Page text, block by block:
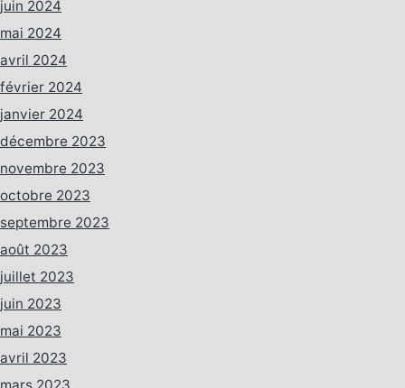
juin 2024
mai 2024
avril 2024
février 2024
janvier 2024
décembre 2023
novembre 2023
octobre 2023
septembre 2023
août 2023
juillet 2023
juin 2023
mai 2023
avril 2023